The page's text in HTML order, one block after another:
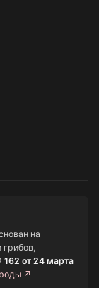
на
от 24 марта
↗